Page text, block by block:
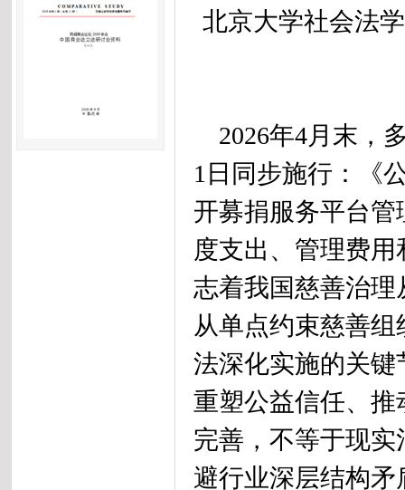
北京大学社会法
2026年4月末，
1日同步施行：《
开募捐服务平台
度支出、管理费
志着我国慈善治
从单点约束慈善
法深化实施的关
重塑公益信任、
完善，不等于现
避行业深层结构